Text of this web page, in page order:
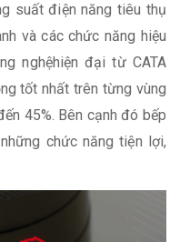
suất điện năng tiêu thụ
và các chức năng hiệu
nghệhiện đại từ CATA
tốt nhất trên từng vùng
45%. Bên cạnh đó bếp
chức năng tiện lợi,